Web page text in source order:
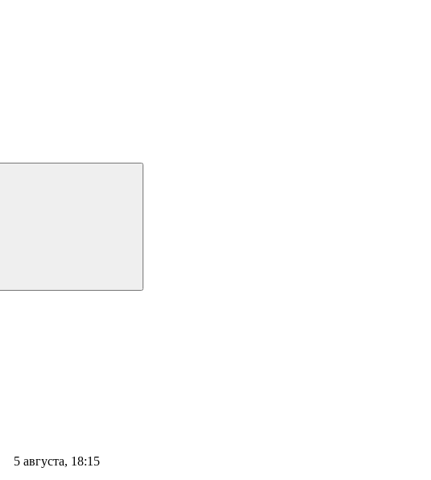
5 августа, 18:15